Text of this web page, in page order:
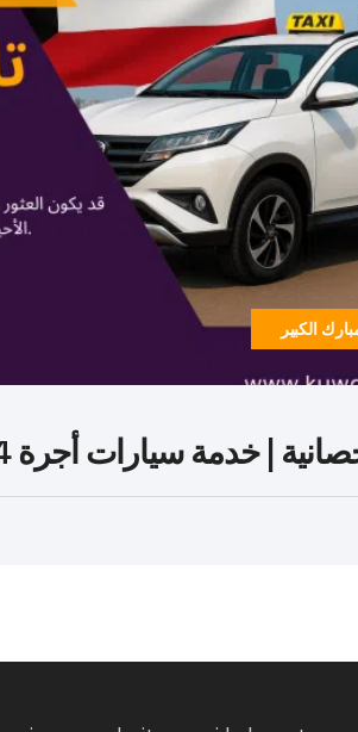
الكبير
خدمة سيارات أجرة 24 ساعة في الكويت